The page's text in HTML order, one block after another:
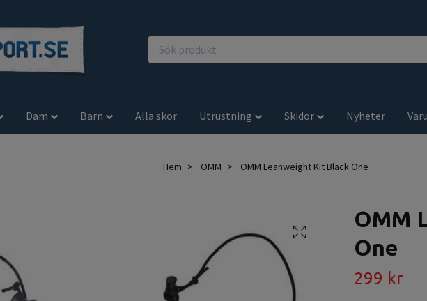
Dam Barn Alla skor Utrustning Skidor Nyheter
Hem OMM OMM Leanweight Kit Black One
OMM
One
299 kr